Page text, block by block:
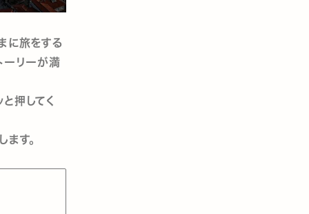
に旅をする
ーリーが満
押してく
す。